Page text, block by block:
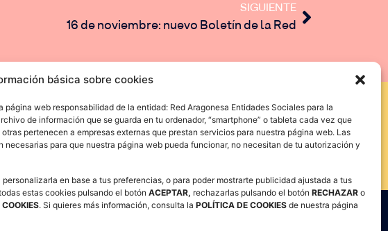
básica sobre cookies
web responsabilidad de la entidad: Red Aragonesa Entidades Sociales para la
de información que se guarda en tu ordenador, “smartphone” o tableta cada vez que
pertenecen a empresas externas que prestan servicios para nuestra página web. Las
para que nuestra página web pueda funcionar, no necesitan de tu autorización y
en base a tus preferencias, o para poder mostrarte publicidad ajustada a tus
estas cookies pulsando el botón ACEPTAR, rechazarlas pulsando el botón RECHAZAR o
. Si quieres más información, consulta la POLÍTICA DE COOKIES de nuestra página
SIGUIENTE
16 de noviembre: nuevo Boletín de la Red
Zaragoza
976434692 · 625537682
cookies